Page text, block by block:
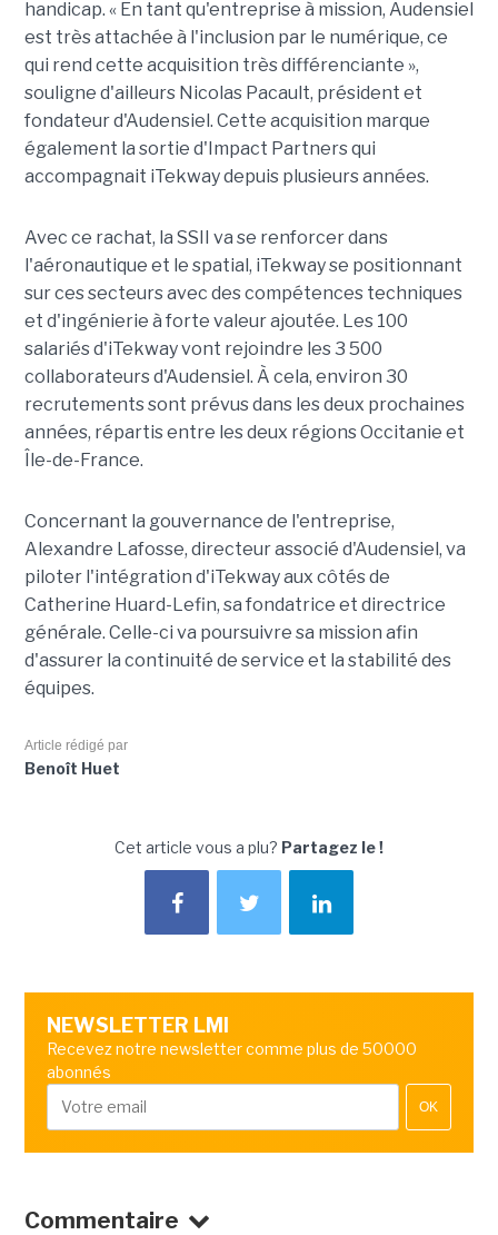
handicap. « En tant qu'entreprise à mission, Audensiel
est très attachée à l'inclusion par le numérique, ce
qui rend cette acquisition très différenciante »,
souligne d'ailleurs Nicolas Pacault, président et
fondateur d'Audensiel. Cette acquisition marque
également la sortie d'Impact Partners qui
accompagnait iTekway depuis plusieurs années.
Avec ce rachat, la SSII va se renforcer dans
l'aéronautique et le spatial, iTekway se positionnant
sur ces secteurs avec des compétences techniques
et d'ingénierie à forte valeur ajoutée. Les 100
salariés d'iTekway vont rejoindre les 3 500
collaborateurs d'Audensiel. À cela, environ 30
recrutements sont prévus dans les deux prochaines
années, répartis entre les deux régions Occitanie et
Île-de-France.
Concernant la gouvernance de l'entreprise,
Alexandre Lafosse, directeur associé d'Audensiel, va
piloter l'intégration d'iTekway aux côtés de
Catherine Huard-Lefin, sa fondatrice et directrice
générale. Celle-ci va poursuivre sa mission afin
d'assurer la continuité de service et la stabilité des
équipes.
Article rédigé par
Benoît Huet
Cet article vous a plu? Partagez le !
NEWSLETTER LMI
Recevez notre newsletter comme plus de 50000
abonnés
OK
Commentaire